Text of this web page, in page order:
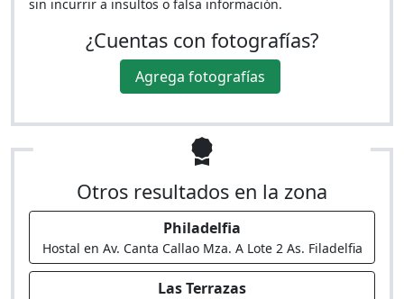
sin incurrir a insultos o falsa información.
¿Cuentas con fotografías?
Agrega fotografías
Otros resultados en la zona
Philadelfia
Hostal en Av. Canta Callao Mza. A Lote 2 As. Filadelfia
Las Terrazas